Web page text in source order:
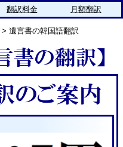
翻訳料金 月額翻訳
> 遺言書の韓国語翻訳